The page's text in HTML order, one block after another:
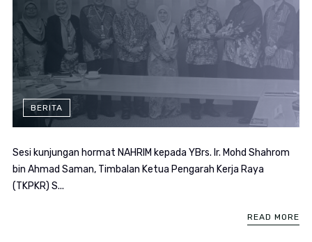
BERITA
Sesi kunjungan hormat NAHRIM kepada YBrs. Ir. Mohd Shahrom
bin Ahmad Saman, Timbalan Ketua Pengarah Kerja Raya
(TKPKR) S...
READ MORE